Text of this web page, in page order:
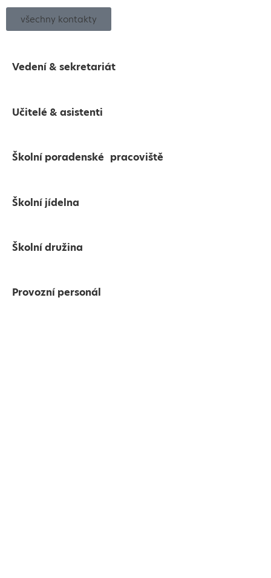
všechny kontakty
Vedení & sekretariát
Učitelé & asistenti
Školní poradenské pracoviště
Školní jídelna
Školní družina
Provozní personál